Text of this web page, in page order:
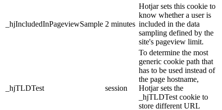
_hjIncludedInPageviewSample 2 minutes
Hotjar sets this cookie to
know whether a user is
included in the data
sampling defined by the
site's pageview limit.
_hjTLDTest session
To determine the most
generic cookie path that
has to be used instead of
the page hostname,
Hotjar sets the
_hjTLDTest cookie to
store different URL